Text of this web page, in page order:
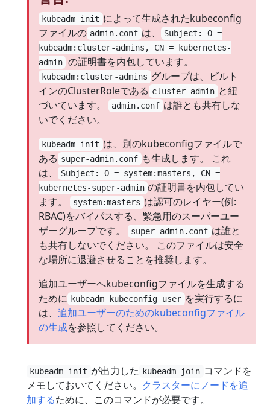
kubeadm init によって生成されたkubeconfig
ファイルの admin.conf は、
Subject: O =
kubeadm:cluster-admins, CN = kubernetes-
admin の証明書を内包しています。
kubeadm:cluster-admins グループは、ビルト
インのClusterRoleである cluster-admin と紐
づいています。
admin.conf は誰とも共有しな
いでください。
kubeadm init は、別のkubeconfigファイルで
ある super-admin.conf も生成します。 これ
は、
Subject: O = system:masters, CN =
kubernetes-super-admin の証明書を内包してい
ます。
system:masters は認可のレイヤー(例:
RBAC)をバイパスする、緊急用のスーパーユー
ザーグループです。
super-admin.conf は誰と
も共有しないでください。 このファイルは安全
な場所に退避させることを推奨します。
追加ユーザーへkubeconfigファイルを生成する
ために kubeadm kubeconfig user を実行するに
は、 追加ユーザーのためのkubeconfigファイル
の生成を参照してください。
kubeadm init が出力した kubeadm join コマンドを
メモしておいてください。 クラスターにノードを追
加するために、このコマンドが必要です。